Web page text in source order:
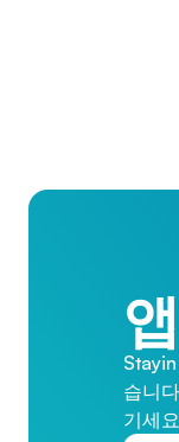
습니
기세